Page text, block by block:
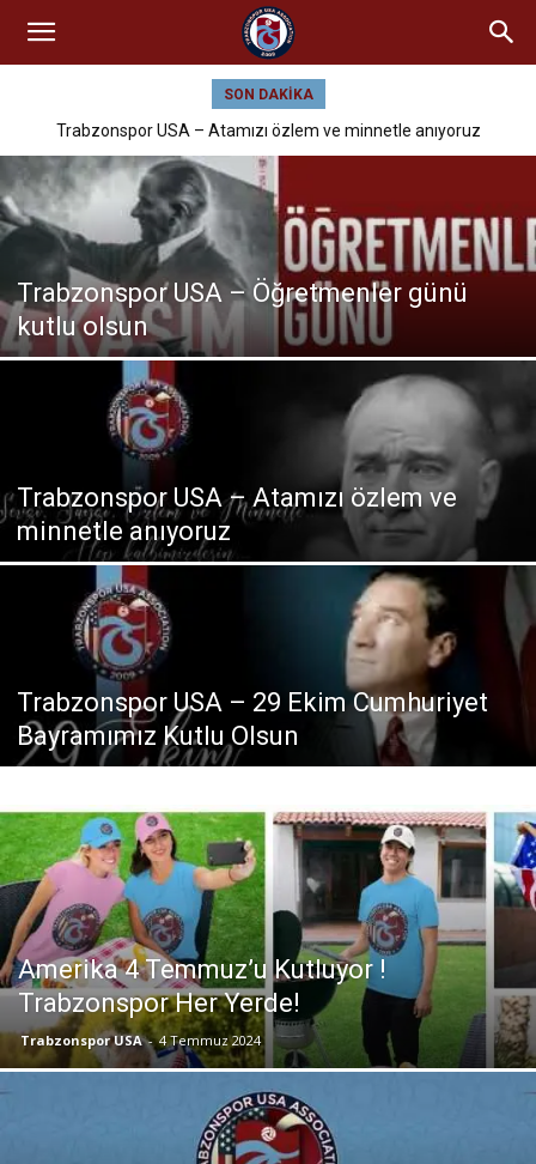
SON DAKIKA
Trabzonspor USA – Atamızı özlem ve minnetle anıyoruz
Trabzonspor USA – Öğretmenler günü
kutlu olsun
Trabzonspor USA – Atamızı özlem ve
minnetle anıyoruz
Trabzonspor USA – 29 Ekim Cumhuriyet
Bayramımız Kutlu Olsun
Amerika 4 Temmuz’u Kutluyor !
Trabzonspor Her Yerde!
Trabzonspor USA - 4 Temmuz 2024